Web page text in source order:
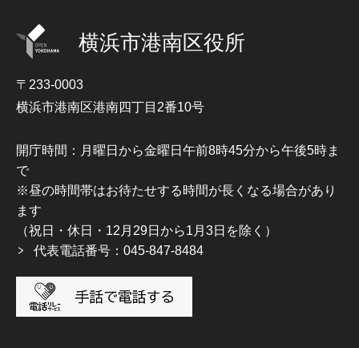
横浜市港南区役所
〒233-0003
横浜市港南区港南四丁目2番10号
開庁時間：月曜日から金曜日午前8時45分から午後5時ま
で
※昼の時間帯はお待たせする時間が長くなる場合があり
ます
（祝日・休日・12月29日から1月3日を除く）
代表電話番号：045-847-8484